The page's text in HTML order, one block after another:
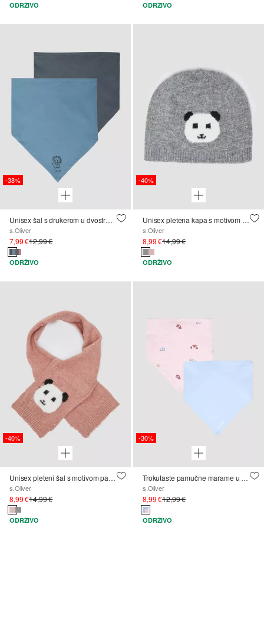
ODRŽIVO ODRŽIVO
-38%
Unisex šal s drukerom u dvostrukom pakiranju
s.Oliver
7,99 €12,99 €
ODRŽIVO
-40%
Unisex pletena kapa s motivom pande
s.Oliver
8,99 €14,99 €
ODRŽIVO
-40%
Unisex pleteni šal s motivom pande
s.Oliver
8,99 €14,99 €
ODRŽIVO
-30%
Trokutaste pamučne marame u dvostrukom pakiranju
s.Oliver
8,99 €12,99 €
ODRŽIVO